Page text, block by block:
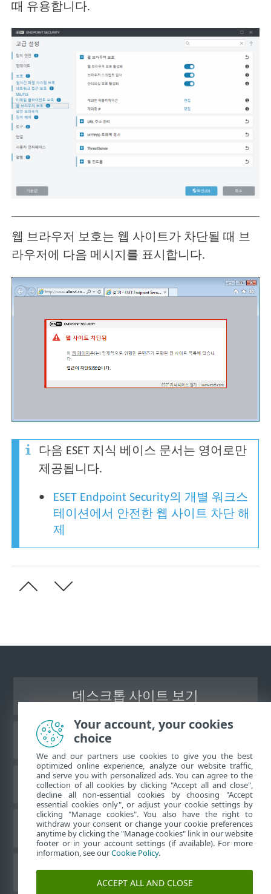
때 유용합니다.
웹 브라우저 보호는 웹 사이트가 차단될 때 브
라우저에 다음 메시지를 표시합니다.
다음 ESET 지식 베이스 문서는 영어로만
제공됩니다.
ESET Endpoint Security의 개별 워크스
테이션에서 안전한 웹 사이트 차단 해
제
데스크톱 사이트 보기
ESET 지식 베이스
ESET 포럼
국가별 지원
쿠키 관리
Your account, your cookies
choice
We and our partners use cookies to give you the best
optimized online experience, analyze our website traffic,
and serve you with personalized ads. You can agree to the
collection of all cookies by clicking "Accept all and close",
decline all non-essential cookies by choosing "Accept
essential cookies only", or adjust your cookie settings by
clicking "Manage cookies". You also have the right to
withdraw your consent or change your cookie preferences
anytime by clicking the "Manage cookies" link in our website
footer or in your account settings (if available). For more
information, see ourCookie Policy.
ACCEPT ALL AND CLOSE